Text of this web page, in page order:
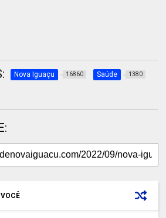
Nova Iguaçu 16860 Saúde 1380